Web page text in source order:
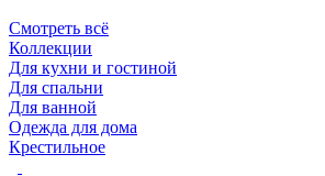
Смотреть всё
Коллекции
Для кухни и гостиной
Для спальни
Для ванной
Одежда для дома
Крестильное